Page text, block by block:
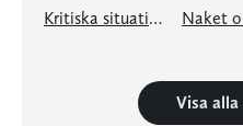
Kritiska situationer Naket
Visa alla